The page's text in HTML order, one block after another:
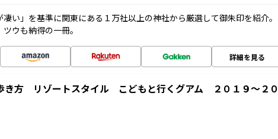
凄い」を基準に関東にある１万社以上の神社から厳選して御朱印を紹介。
ウも納得の一冊。
詳細を見る
き方 リゾートスタイル こどもと行くグアム ２０１９～２０